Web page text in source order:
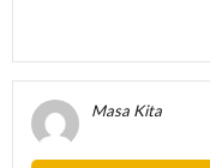
Masa Kita